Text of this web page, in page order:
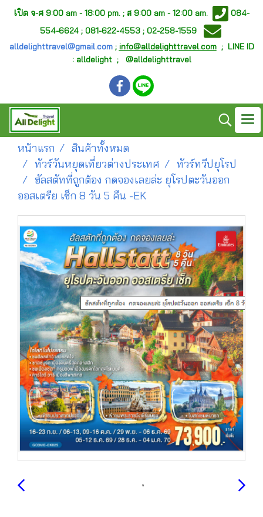
เปิด จ-ศ 9:00 am - 18:00 pm. ; ส 9:00 am - 12:00 am.
084-
554-6624 ; 081-622-4553 ; 02-258-1559
alldelighttravel@gmail.com; info@alldelighttravel.com; LINE ID
: alldelight ; @alldelighttravel
หน้าแรก
สินค้าทั้งหมด
ทัวร์วันหยุดเที่ยวต่างประเทศ
ทัวร์ทวีปยุโรป
ฮัลสตัทที่ถูกต้อง กดจองเลยล่ะ ยุโรปตะวันออก
ออสเตรีย เช็ก 8 วัน 5 คืน -EK